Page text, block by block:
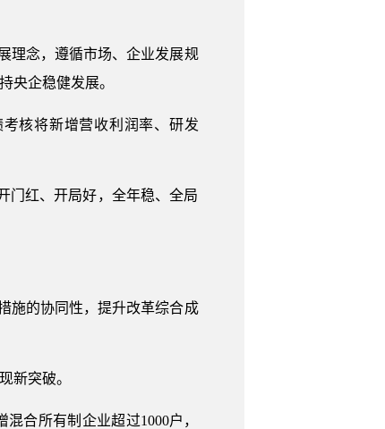
理念，遵循市场、企业发展规
央企稳健发展。
核将新增营收利润率、研发
门红、开局好，全年稳、全局
施的协同性，提升改革综合成
新突破。
合所有制企业超过1000户，